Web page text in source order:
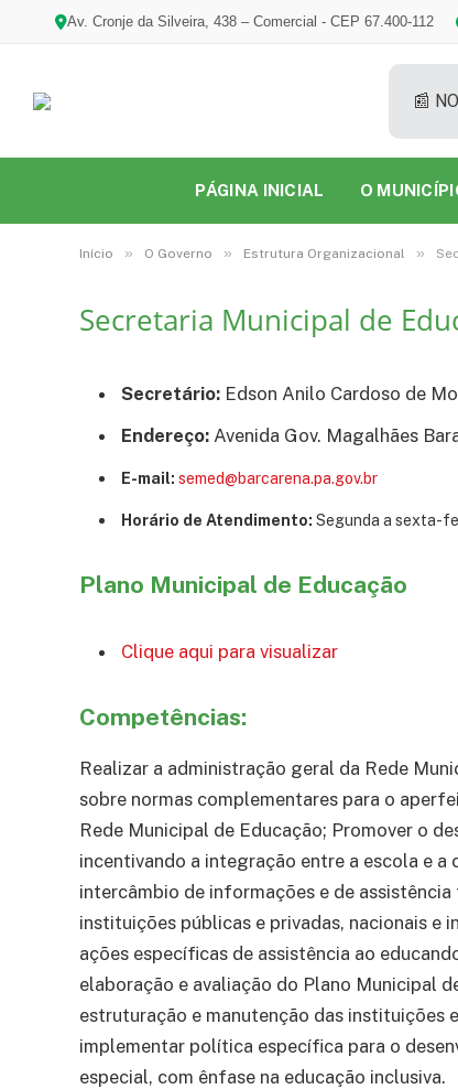
Av. Cronje da Silveira, 438 – Comercial - CEP 67.400-112
📰
PÁGINA INICIAL O
Início » O Governo » Estrutura Organizacional »
Secretaria Municipal de
Secretário: Edson Anilo Cardoso de
Endereço: Avenida Gov. Magalhães
E-mail: semed@barcarena.pa.gov.br
Horário de Atendimento: Segunda a sexta-
Plano Municipal de Educação
Clique aqui para visualizar
Competências:
Realizar a administração geral da Rede
sobre normas complementares para o
Rede Municipal de Educação; Promover o
incentivando a integração entre a escola e a
intercâmbio de informações e de
instituições públicas e privadas, nacionais e
ações específicas de assistência ao
elaboração e avaliação do Plano Municipal
estruturação e manutenção das instituições
implementar política específica para o
especial, com ênfase na educação inclusiva.